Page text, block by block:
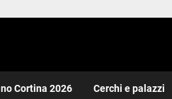
Cortina 2026 Cerchi e palazzi